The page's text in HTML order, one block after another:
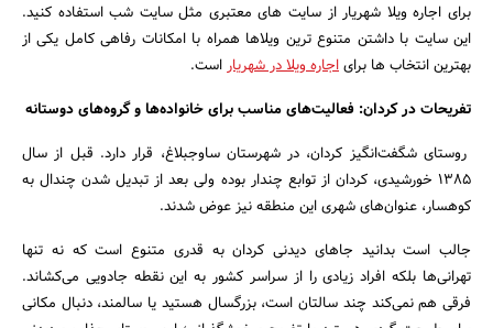
جستجو
برای اجاره ویلا شهریار از سایت های معتبری مثل سایت شب استفاده کنید.
این سایت با داشتن متنوع ترین ویلاها همراه با امکانات رفاهی کامل یکی از
بهترین انتخاب ها برایاجاره ویلا در شهریاراست.
تفریحات در کردان: فعالیت‌های مناسب برای خانواده‌ها و گروه‌های دوستانه
روستای شگفت‌انگیز کردان، در شهرستان ساوجبلاغ، قرار دارد. قبل از سال
۱۳۸۵ خورشیدی، کردان از توابع چندار بوده ولی بعد از تبدیل شدن چندال به
کوهسار، عنوان‌های شهری این منطقه نیز عوض شدند.
جالب است بدانید جاهای دیدنی کردان به قدری متنوع است که نه تنها
تهرانی‌ها بلکه افراد زیادی را از سراسر کشور به این نقطه جادویی می‌کشاند.
فرقی هم نمی‌کند چند سالتان است، بزرگسال هستید یا سالمند، دنبال مکانی